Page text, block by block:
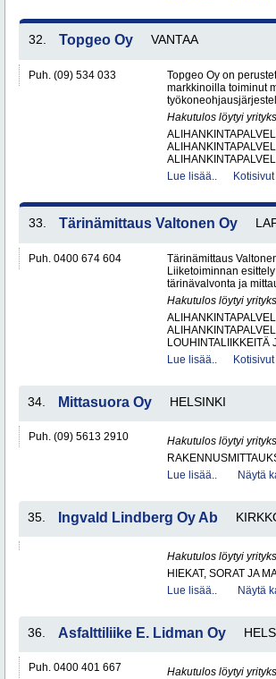
32. Topgeo Oy VANTAA
Puh. (09) 534 033
Topgeo Oy on
markkinoilla toiminut
Hakutulos löytyi
Lue lisää..
Kotisivut
33. Tärinämittaus Valtonen Oy
Puh. 0400 674 604
Tärinämittaus
Liiketoiminnan
tärinävalvonta ja
Hakutulos löytyi
LOUHINTALIIKKEITÄ
Lue lisää..
Kotisivut
34. Mittasuora Oy HELSINKI
Puh. (09) 5613 2910
Hakutulos löytyi
Lue lisää..
Näytä
35. Ingvald Lindberg Oy Ab
Hakutulos löytyi
HIEKAT, SORAT JA
Lue lisää..
Näytä
36. Asfalttiliike E. Lidman Oy
Puh. 0400 401 667
Hakutulos löytyi